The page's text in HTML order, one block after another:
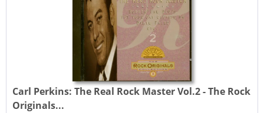
Carl Perkins: The Real Rock Master Vol.2 - The Rock
Originals...